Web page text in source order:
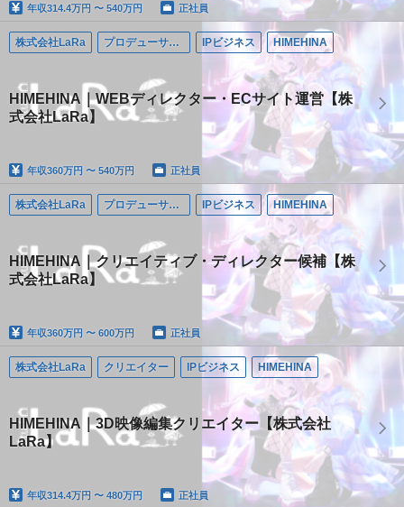
年収314.4万円 〜 540万円 正社員
株式会社LaRa プロデューサー/ディレクター IPビジネス HIMEHINA
HIMEHINA｜WEBディレクター・ECサイト運営【株
式会社LaRa】
年収360万円 〜 540万円 正社員
株式会社LaRa プロデューサー/ディレクター IPビジネス HIMEHINA
HIMEHINA｜クリエイティブ・ディレクター候補【株
式会社LaRa】
年収360万円 〜 600万円 正社員
株式会社LaRa クリエイター IPビジネス HIMEHINA
HIMEHINA｜3D映像編集クリエイター【株式会社
LaRa】
年収314.4万円 〜 480万円 正社員